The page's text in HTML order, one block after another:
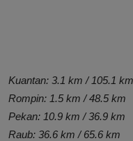
Kuantan: 3.1 km / 105.1 km
Rompin: 1.5 km / 48.5 km
Pekan: 10.9 km / 36.9 km
Raub: 36.6 km / 65.6 km